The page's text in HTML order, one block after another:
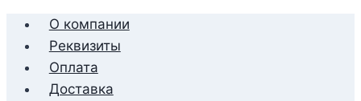
Перейти
содержимому
О компании
Реквизиты
Оплата
Доставка